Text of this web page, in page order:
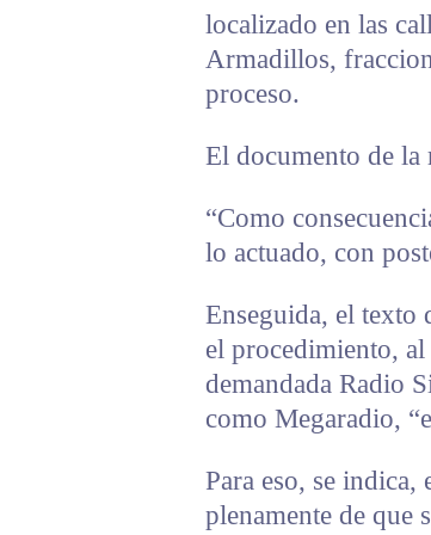
localizado en las
Armadillos,
proceso.
El documento de la
“Como
lo actuado, con
Enseguida, el texto
el procedimiento, al
demandada Radio
como Megaradio,
Para eso, se
plenamente de que